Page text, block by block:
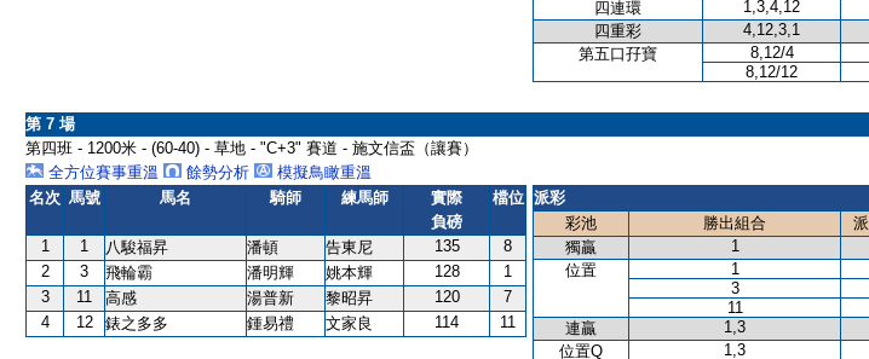
四連環
1,3,4,12
四重彩
4,12,3,1
第五口孖寶
8,12/4
8,12/12
第 7 場
第四班 - 1200米 - (60-40) - 草地 - "C+3" 賽道 - 施文信盃（讓賽）
全方位賽事重溫
餘勢分析
模擬鳥瞰重溫
名次 馬號 馬名 騎師 練馬師
實際
負磅
檔位
1 1 八駿福昇 潘頓 告東尼 135
8
2
3 飛輪霸 潘明輝 姚本輝 128
1
3
11 高感 湯普新 黎昭昇 120
7
4
12 錶之多多 鍾易禮 文家良 114 11
派彩
彩池
勝出組合
獨贏
1
位置
1
3
11
連贏
1,3
位置Q
1,3